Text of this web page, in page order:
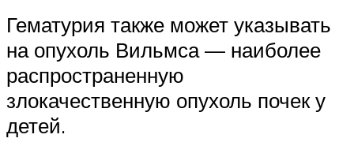
Гематурия также может указывать
на опухоль Вильмса — наиболее
распространенную
злокачественную опухоль почек у
детей.